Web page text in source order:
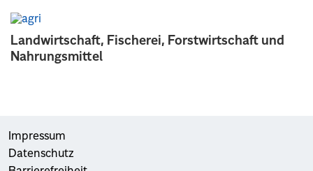
Landwirtschaft, Fischerei, Forstwirtschaft und
Nahrungsmittel
Impressum
Datenschutz